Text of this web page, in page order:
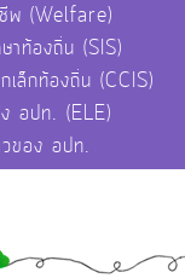
ชีพ (Welfare)
าท้องถิ่น (SIS)
เล็กท้องถิ่น (CCIS)
อปท. (ELE)
ของ อปท.